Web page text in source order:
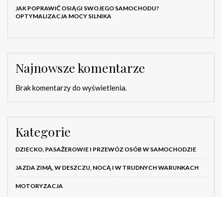
JAK POPRAWIĆ OSIĄGI SWOJEGO SAMOCHODU?
OPTYMALIZACJA MOCY SILNIKA
Najnowsze komentarze
Brak komentarzy do wyświetlenia.
Kategorie
DZIECKO, PASAŻEROWIE I PRZEWÓZ OSÓB W SAMOCHODZIE
JAZDA ZIMĄ, W DESZCZU, NOCĄ I W TRUDNYCH WARUNKACH
MOTORYZACJA